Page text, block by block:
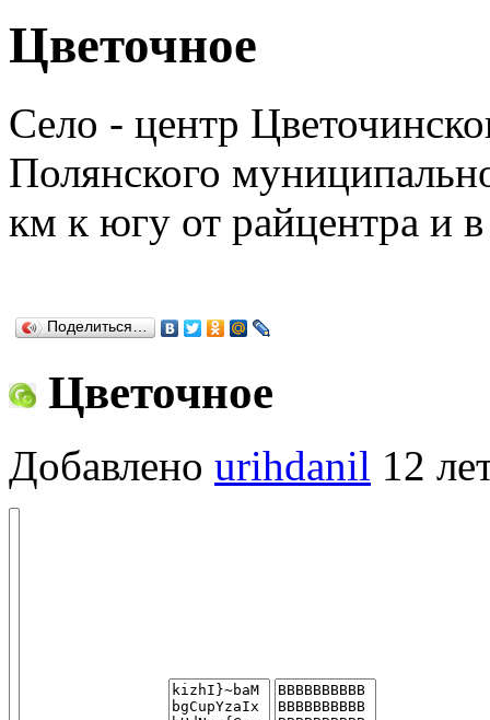
Цветочное
Село - центр
Полянского
км к югу от райцентра и
Поделиться…
Цветочное
Добавлено urihdanil 12